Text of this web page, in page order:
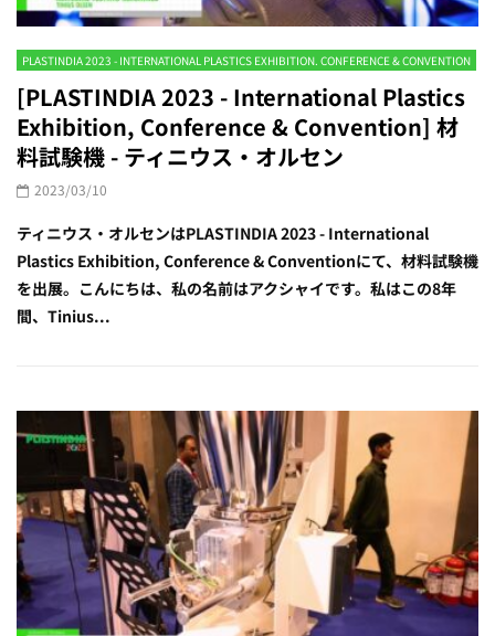
PLASTINDIA 2023 - INTERNATIONAL PLASTICS EXHIBITION. CONFERENCE & CONVENTION
[PLASTINDIA 2023 - International Plastics
Exhibition, Conference & Convention] 材
料試験機 - ティニウス・オルセン
2023/03/10
ティニウス・オルセンはPLASTINDIA 2023 - International
Plastics Exhibition, Conference & Conventionにて、材料試験機
を出展。こんにちは、私の名前はアクシャイです。私はこの8年
間、Tinius...